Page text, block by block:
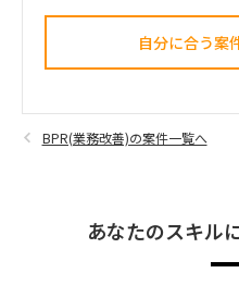
自分に合う案
BPR(業務改善)の案件一覧へ
あなたのスキル